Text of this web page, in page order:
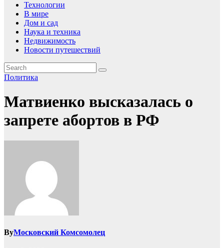
Технологии
В мире
Дом и сад
Наука и техника
Недвижимость
Новости путешествий
Политика
Матвиенко высказалась о
запрете абортов в РФ
ByМосковский Комсомолец